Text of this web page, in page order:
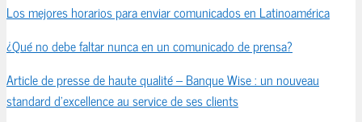
Los mejores horarios para enviar comunicados en Latinoamérica
¿Qué no debe faltar nunca en un comunicado de prensa?
Article de presse de haute qualité – Banque Wise : un nouveau
standard d’excellence au service de ses clients